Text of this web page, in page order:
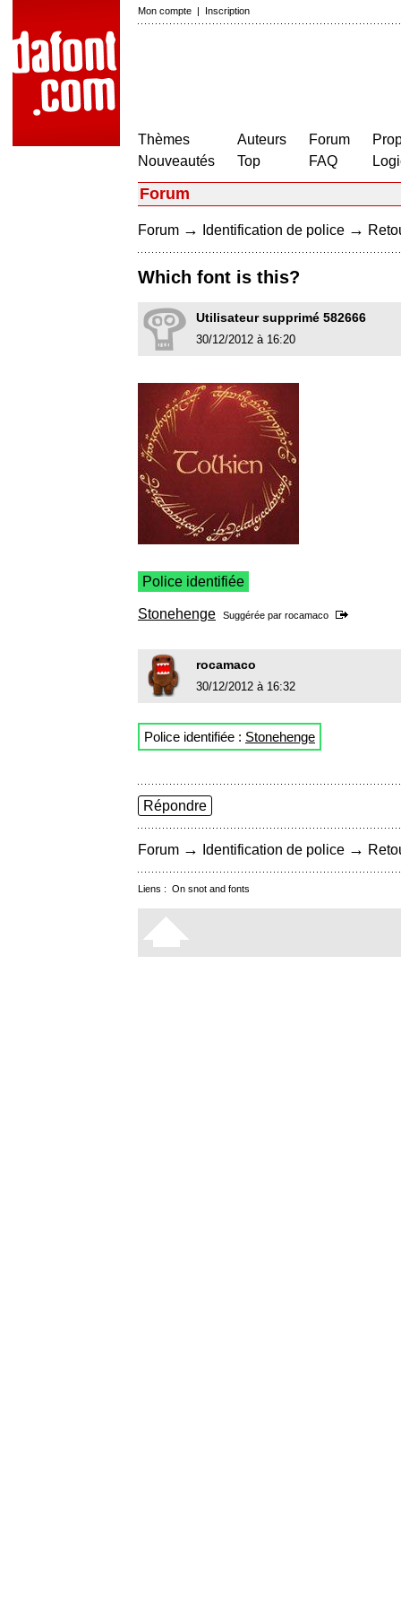
Mon compte | Inscription
Thèmes
Nouveautés
Auteurs
Top
Forum
FAQ
Forum
Forum → Identification de police →
Which font is this?
Utilisateur supprimé 582666
30/12/2012 à 16:20
Police identifiée
Stonehenge Suggérée par rocamaco
rocamaco
30/12/2012 à 16:32
Police identifiée : Stonehenge
Répondre
Forum → Identification de police →
Liens : On snot and fonts